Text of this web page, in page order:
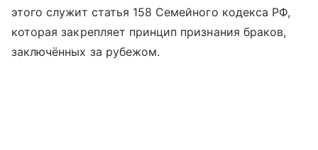
этого служит статья 158 Семейного кодекса РФ,
которая закрепляет принцип признания браков,
заключённых за рубежом.